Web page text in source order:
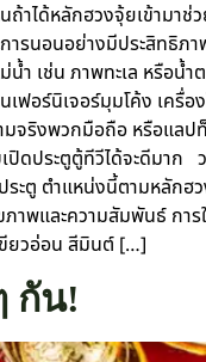
าได้หลักฮวงจุ้ยเข้ามา
รนอนอย่างมีประสิทธิภ
เช่น ภาพทะเล หรือน้ำ
ฟอร์นิเจอร์มุมโค้ง เครื่
ริงพวกมือถือ หรือแลป
ปิดประตูตู้ทีวีได้จะดีมา
ระตู ตำแหน่งนี้ตามหลัก
าพและความสัมพันธ์ ก
ขียวอ่อน สีมินต์ […]
กัน!